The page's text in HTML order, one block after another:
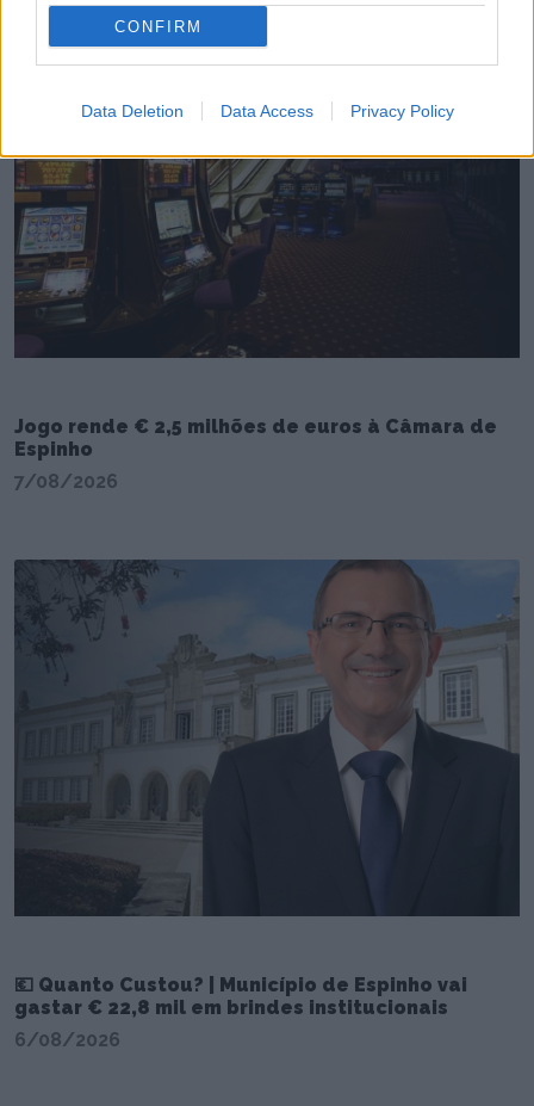
CONFIRM
Data Deletion Data Access Privacy Policy
Jogo rende € 2,5 milhões de euros à Câmara de
Espinho
7/08/2026
💶 Quanto Custou? | Município de Espinho vai
gastar € 22,8 mil em brindes institucionais
6/08/2026